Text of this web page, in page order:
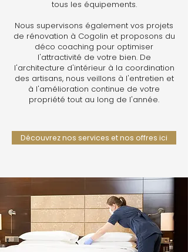
tous les équipements.
Nous supervisons également vos projets
de rénovation à Cogolin et proposons du
déco coaching pour optimiser
l'attractivité de votre bien. De
l'architecture d'intérieur à la coordination
des artisans, nous veillons à l'entretien et
à l'amélioration continue de votre
propriété tout au long de l'année.
Découvrez nos services et nos offres ici